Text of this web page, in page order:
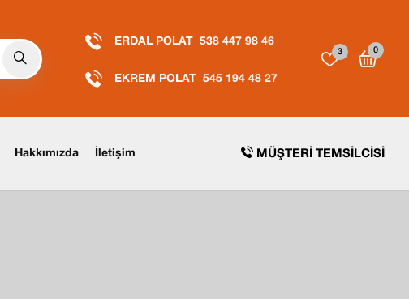
ERDAL POLAT 538 447 98 46
EKREM POLAT 545 194 48 27
3 0
Hakkımızda İletişim MÜŞTERI TEMSILCISI